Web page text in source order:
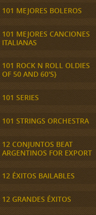
101 MEJORES BOLEROS
101 MEJORES CANCIONES
ITALIANAS
101 ROCK N ROLL OLDIES
OF 50 AND 60'S}
101 SERIES
101 STRINGS ORCHESTRA
12 CONJUNTOS BEAT
ARGENTINOS FOR EXPORT
12 ÉXITOS BAILABLES
12 GRANDES ÉXITOS